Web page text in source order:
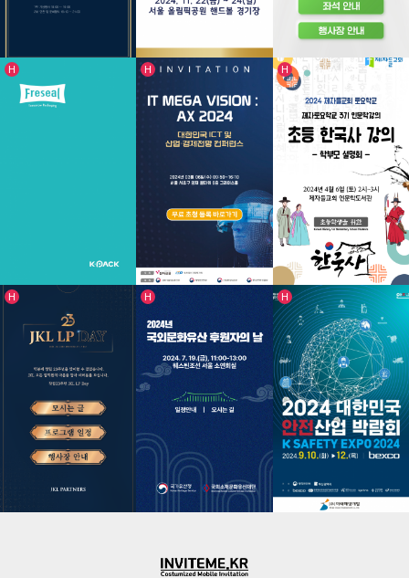
2024 IMM 희망재단 장학금 수여식 모바…
H
인기글
H
인기글
2024 IT MEGA VISION AX 2…
H
인기글
2024 제자들교회 토요학교 / 3기 인문학…
H
인기글
H
인기글
H
인기글